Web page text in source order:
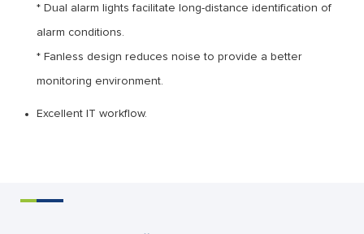
* Dual alarm lights facilitate long-distance identification of
alarm conditions.
* Fanless design reduces noise to provide a better
monitoring environment.
Excellent IT workflow.